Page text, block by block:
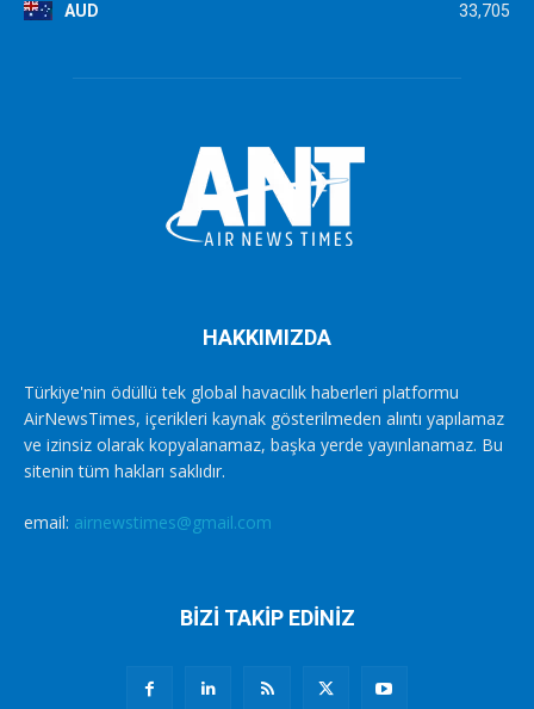
AUD 33,705
HAKKIMIZDA
Türkiye'nin ödüllü tek global havacılık haberleri platformu
AirNewsTimes, içerikleri kaynak gösterilmeden alıntı yapılamaz
ve izinsiz olarak kopyalanamaz, başka yerde yayınlanamaz. Bu
sitenin tüm hakları saklıdır.
email: airnewstimes@gmail.com
BİZİ TAKİP EDİNİZ